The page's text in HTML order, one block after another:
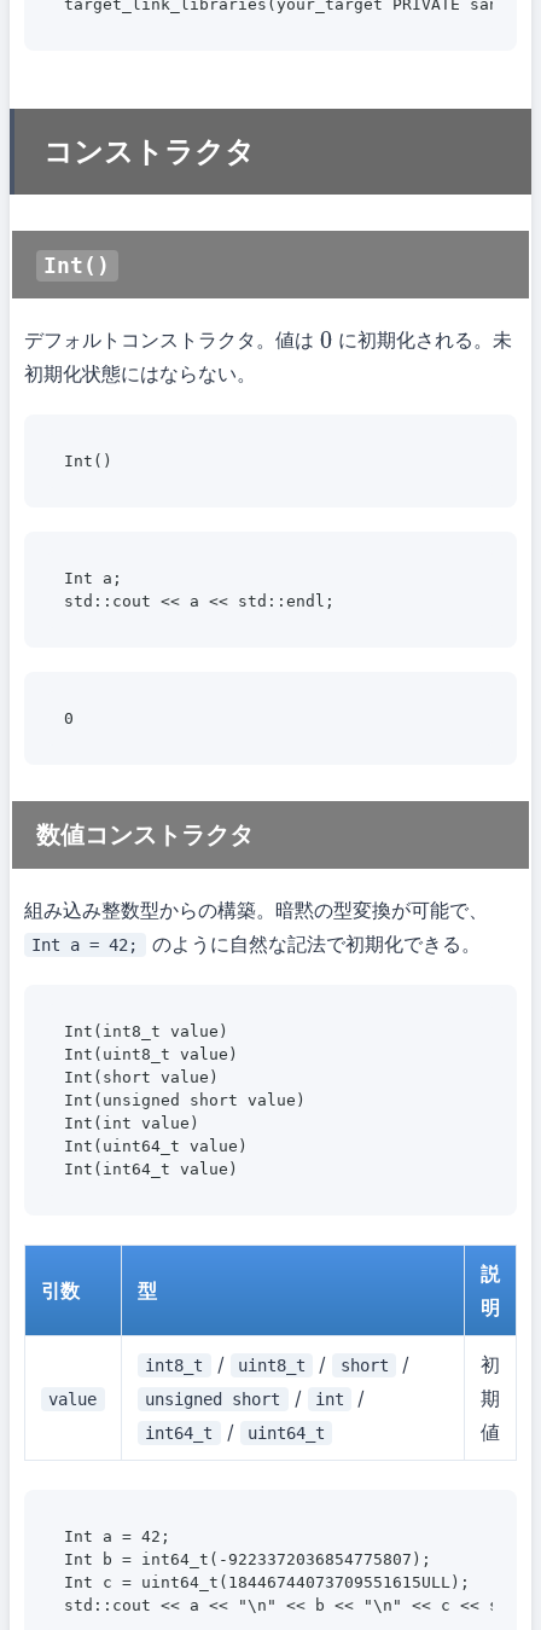
コンストラクタ
Int()
デフォルトコンストラクタ。値は 0に初期化される。未
初期化状態にはならない。
Int a;
数値コンストラクタ
組み込み整数型からの構築。暗黙の型変換が可能で、
Int a = 42; のように自然な記法で初期化できる。
Int(int8_t value)
Int(uint8_t value)
Int(short value)
Int(unsigned short value)
Int(int value)
Int(uint64_t value)
引数 型
説
明
value
int8_t / uint8_t / short /
unsigned short / int /
int64_t / uint64_t
初
期
値
Int a = 42;
Int b = int64_t(-9223372036854775807);
Int c = uint64_t(18446744073709551615ULL);